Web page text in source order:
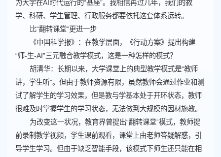
为大学在AI时代运行的“基座”。我相信再过几年，我们的教
学、科研、学生管理、行政服务都要依托这套体系运转。
比“翻转课堂”更进一步
《中国科学报》：在教学层面，《行动方案》提出构建
“师-生-AI”三元融合教学模式，这是一种怎样的模式？
胡清华：长期以来，大学课堂上的典型教学模式是“教师
讲，学生听”。但由于教师资源有限，虽然教师会通过作业和测
试了解学生的学习效果，但是教与学基本处于开环状态，教师
很难及时掌握学生的学习状态，无法做到大规模的因材施教。
为改变这一状况，教育界曾提出“翻转课堂”模式，教师提
前录制教学视频，学生课前观看，课堂上由老师答疑解惑，引
导学生学习。但由于缺乏智能手段，该模式下师生还只能在相